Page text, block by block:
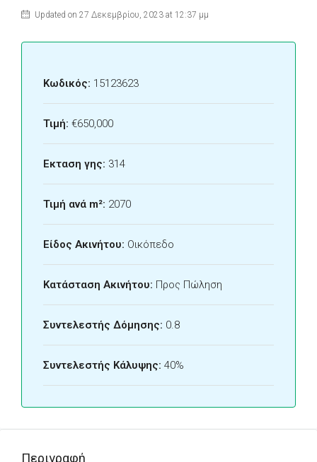
Updated on 27 Δεκεμβρίου, 2023 at 12:37 μμ
Κωδικός: 15123623
Τιμή: €650,000
Εκταση γης: 314
Τιμή ανά m²: 2070
Είδος Ακινήτου: Οικόπεδο
Κατάσταση Ακινήτου: Προς Πώληση
Συντελεστής Δόμησης: 0.8
Συντελεστής Κάλυψης: 40%
Περιγραφή